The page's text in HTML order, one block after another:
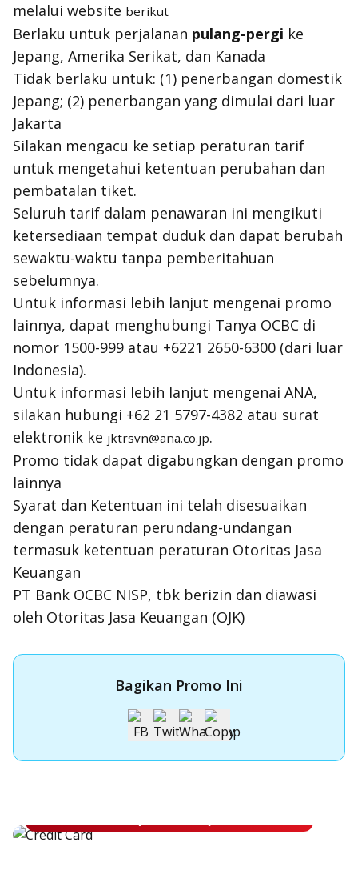
melalui website berikut
Berlaku untuk perjalanan pulang-pergi ke
Jepang, Amerika Serikat, dan Kanada
Tidak berlaku untuk: (1) penerbangan domestik
Jepang; (2) penerbangan yang dimulai dari luar
Jakarta
Silakan mengacu ke setiap peraturan tarif
untuk mengetahui ketentuan perubahan dan
pembatalan tiket.
Seluruh tarif dalam penawaran ini mengikuti
ketersediaan tempat duduk dan dapat berubah
sewaktu-waktu tanpa pemberitahuan
sebelumnya.
Untuk informasi lebih lanjut mengenai promo
lainnya, dapat menghubungi Tanya OCBC di
nomor 1500-999 atau +6221 2650-6300 (dari luar
Indonesia).
Untuk informasi lebih lanjut mengenai ANA,
silakan hubungi +62 21 5797-4382 atau surat
elektronik ke jktrsvn@ana.co.jp.
Promo tidak dapat digabungkan dengan promo
lainnya
Syarat dan Ketentuan ini telah disesuaikan
dengan peraturan perundang-undangan
termasuk ketentuan peraturan Otoritas Jasa
Keuangan
PT Bank OCBC NISP, tbk berizin dan diawasi
oleh Otoritas Jasa Keuangan (OJK)
Bagikan Promo Ini
Apply Kartu Kredit OCBC NISP